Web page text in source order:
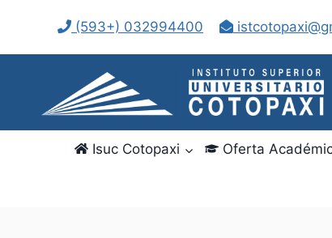
contenido
(593+) 032994400
Isuc Cotopaxi Oferta